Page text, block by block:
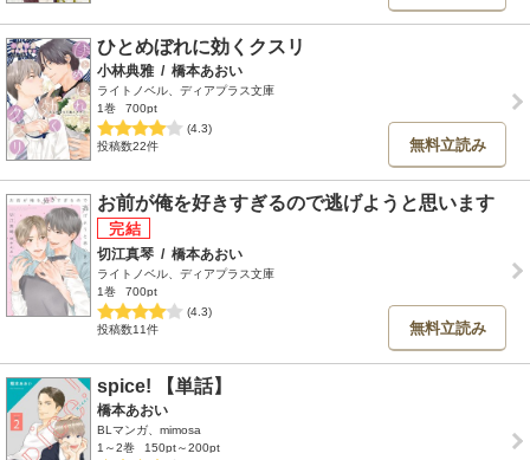
ひとめぼれに効くクスリ
小林典雅 / 橋本あおい
ライトノベル、ディアプラス文庫
1巻
700pt
(4.3)
投稿数22件
無料立読み
お前が俺を好きすぎるので逃げようと思います
切江真琴 / 橋本あおい
ライトノベル、ディアプラス文庫
1巻
700pt
(4.3)
投稿数11件
無料立読み
spice! 【単話】
橋本あおい
BLマンガ、mimosa
1～2巻
150pt～200pt